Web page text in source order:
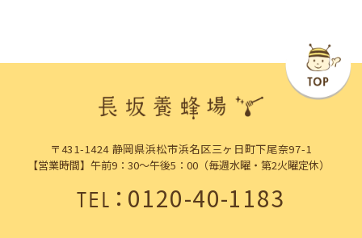
〒431-1424 静岡県浜松市浜名区三ヶ日町下尾奈97-1
【営業時間】午前9：30～午後5：00（毎週水曜・第2火曜定休）
TEL：0120-40-1183